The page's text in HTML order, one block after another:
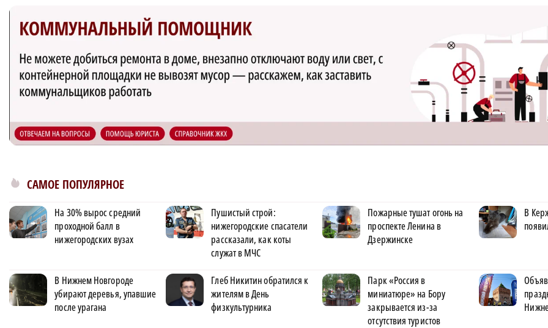
САМОЕ ПОПУЛЯРНОЕ
На 30% вырос средний
проходной балл в
нижегородских вузах
Пушистый строй:
нижегородские спасатели
рассказали, как коты
служат в МЧС
Пожарные тушат огонь на
проспекте Ленина в
Дзержинске
В
В Нижнем Новгороде
убирают деревья, упавшие
после урагана
Глеб Никитин обратился к
жителям в День
физкультурника
Парк «Россия в
миниатюре» на Бору
закрывается из-за
отсутствия туристов